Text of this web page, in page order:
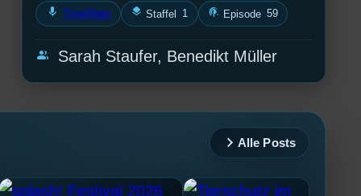
mic TimeWarp layers Staffel 1 podcasts Episode 59
group Sarah Staufer, Benedikt Müller
Alle Posts